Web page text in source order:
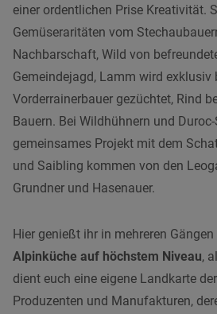
einer ordentlichen Prise Kreativität.
Gemüseraritäten vom
Nachbarschaft, Wild von
Gemeindejagd, Lamm wird exklusiv
Vorderrainerbauer gezüchtet, Rind
Bauern. Bei Wildhühnern und
gemeinsames Projekt mit dem
und Saibling kommen von den
Grundner und Hasenauer.
Hier genießt ihr in mehreren Gängen
Alpinküche auf höchstem Niveau,
dient euch eine eigene Landkarte
Produzenten und Manufakturen,